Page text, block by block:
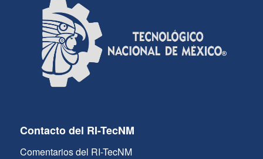
Contacto del RI-TecNM
Comentarios del RI-TecNM